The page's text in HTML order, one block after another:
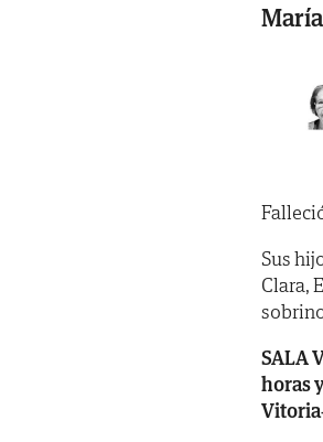
Sus
Clara,
SALA
horas